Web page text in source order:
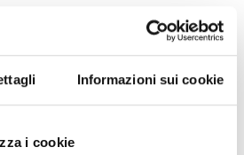
Informazioni sui cookie
i cookie